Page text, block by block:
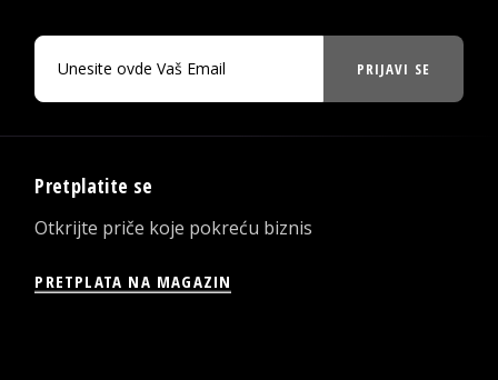
PRIJAVI SE
Pretplatite se
Otkrijte priče koje pokreću biznis
PRETPLATA NA MAGAZIN